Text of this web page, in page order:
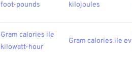
foot-pounds
kilojoules
Gram calories ile
kilowatt-hour
Gram calories ile ev